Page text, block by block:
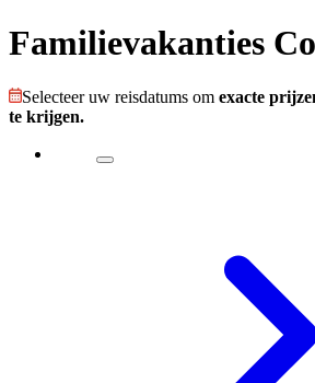
Familievakanties
Selecteer uw reisdatums om exacte
te krijgen.